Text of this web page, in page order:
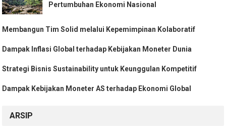
Pertumbuhan Ekonomi Nasional
Membangun Tim Solid melalui Kepemimpinan Kolaboratif
Dampak Inflasi Global terhadap Kebijakan Moneter Dunia
Strategi Bisnis Sustainability untuk Keunggulan Kompetitif
Dampak Kebijakan Moneter AS terhadap Ekonomi Global
ARSIP